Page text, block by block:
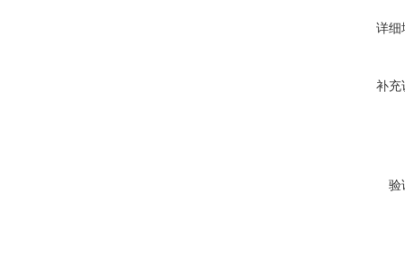
详细
补充
验